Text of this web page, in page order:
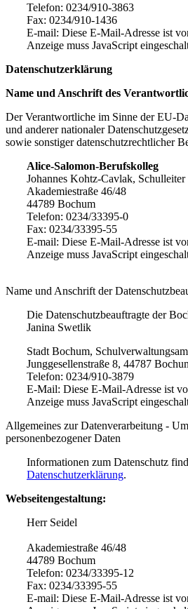
Telefon: 0234/910-3863
Fax: 0234/910-1436
E-mail: Diese E-Mail-Adresse ist
Anzeige muss JavaScript
Datenschutzerklärung
Name und Anschrift des
Der Verantwortliche im Sinne der EU-
und anderer nationaler
sowie sonstiger datenschutzrechtlicher
Alice-Salomon-Berufskolleg
Johannes Kohtz-Cavlak, Schulleiter
Akademiestraße 46/48
44789 Bochum
Telefon: 0234/33395-0
Fax: 0234/33395-55
E-mail: Diese E-Mail-Adresse ist
Anzeige muss JavaScript
Name und Anschrift der
Die Datenschutzbeauftragte der
Janina Swetlik
Stadt Bochum,
Junggesellenstraße 8, 44787
Telefon: 0234/910-3879
E-Mail: Diese E-Mail-Adresse ist
Anzeige muss JavaScript
Allgemeines zur Datenverarbeitung -
personenbezogener Daten
Informationen zum Datenschutz
Datenschutzerklärung.
Webseitengestaltung:
Herr Seidel
Akademiestraße 46/48
44789 Bochum
Telefon: 0234/33395-12
Fax: 0234/33395-55
E-mail: Diese E-Mail-Adresse ist